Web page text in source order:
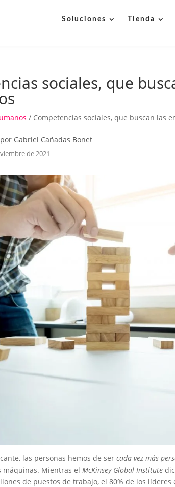
Soluciones Tienda
sociales, que
/ Competencias sociales, que buscan las
por Gabriel Cañadas Bonet
de 2021
las personas hemos de sercada vez más
máquinas. Mientras elMcKinsey Global Institute
de puestos de trabajo, el 80% de los